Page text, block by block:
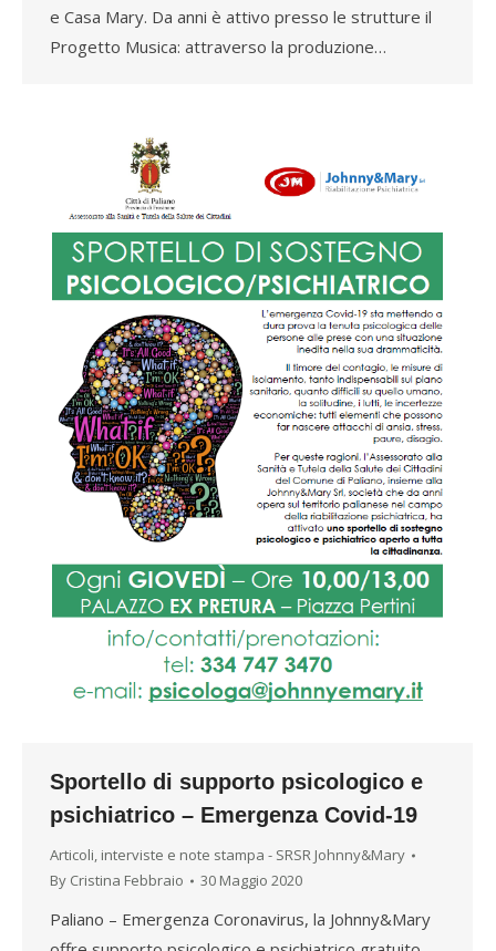
e Casa Mary. Da anni è attivo presso le strutture il
Progetto Musica: attraverso la produzione…
Sportello di supporto psicologico e
psichiatrico – Emergenza Covid-19
Articoli, interviste e note stampa - SRSR Johnny&Mary
By Cristina Febbraio 30 Maggio 2020
Paliano – Emergenza Coronavirus, la Johnny&Mary